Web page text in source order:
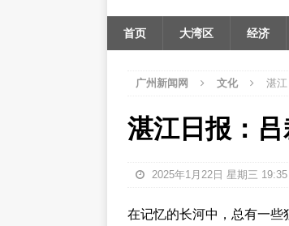
首页 大湾区 经济
广州新闻网 文化 湛
湛江日报：
2025年1月22日 星期三 19:35
在记忆的长河中，总有一些